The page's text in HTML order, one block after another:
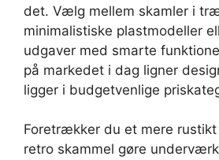
det. Vælg mellem skamler i
minimalistiske plastmodeller
udgaver med smarte
på markedet i dag ligner
ligger i budgetvenlige
Foretrækker du et mere rustikt
retro skammel gøre